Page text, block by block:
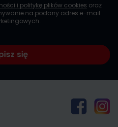
i politykę plików cookies oraz
na podany adres e-mail
się